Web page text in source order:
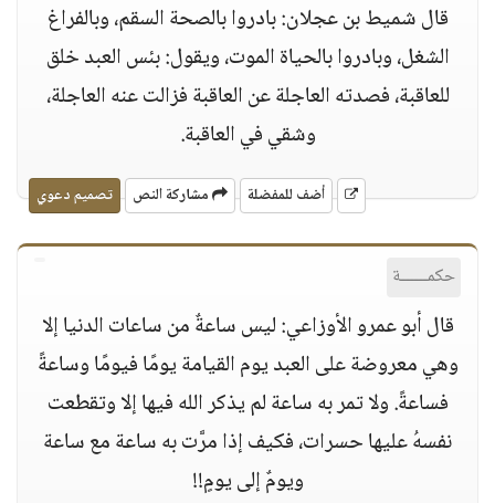
قال شميط بن عجلان: بادروا بالصحة السقم، وبالفراغ
الشغل، وبادروا بالحياة الموت، ويقول: بئس العبد خلق
للعاقبة، فصدته العاجلة عن العاقبة فزالت عنه العاجلة،
وشقي في العاقبة.
أضف للمفضلة مشاركة النص تصميم دعوي
حكمــــــة
قال أبو عمرو الأوزاعي: ليس ساعةٌ من ساعات الدنيا إلا
وهي معروضة على العبد يوم القيامة يومًا فيومًا وساعةً
فساعةً. ولا تمر به ساعة لم يذكر الله فيها إلا وتقطعت
نفسهُ عليها حسرات، فكيف إذا مرَّت به ساعة مع ساعة
ويومٌ إلى يومٍ!!